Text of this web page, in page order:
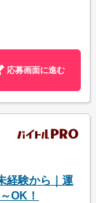
応募画面に進む
経験から｜運
OK！